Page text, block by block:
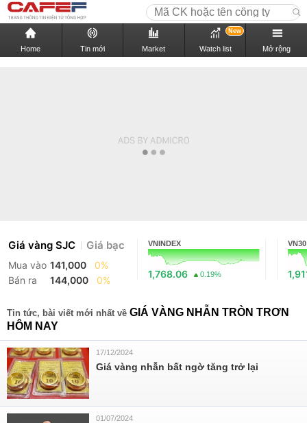
Home Tin mới Market Watch list
New
Mở rộng
Giá vàng SJC Giá bạc
Mua vào 141,000
0%
Bán ra
144,000 0%
VNINDEX
1,768.06 0.19%
VN30
Tin tức, bài viết mới nhất về GIÁ VÀNG NHẪN TRÒN TRƠN
HÔM NAY
17/12/2024
Giá vàng nhẫn bất ngờ tăng trở lại
01/07/2024